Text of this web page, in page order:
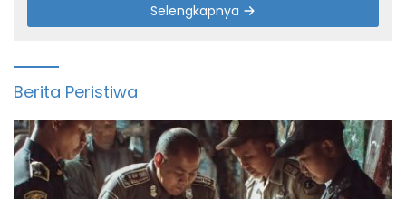
Selengkapnya
Berita Peristiwa